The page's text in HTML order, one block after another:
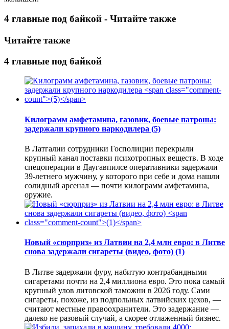
4 главные под байкой - Читайте также
Читайте также
4 главные под байкой
Килограмм амфетамина, газовик, боевые патроны:
задержали крупного наркодилера (5)
В Латгалии сотрудники Госполиции перекрыли
крупный канал поставки психотропных веществ. В ходе
спецоперации в Даугавпилсе оперативники задержали
39-летнего мужчину, у которого при себе и дома нашли
солидный арсенал — почти килограмм амфетамина,
оружие.
Новый «сюрприз» из Латвии на 2,4 млн евро: в Литве
снова задержали сигареты (видео, фото) (1)
В Литве задержали фуру, набитую контрабандными
сигаретами почти на 2,4 миллиона евро. Это пока самый
крупный улов литовской таможни в 2026 году. Сами
сигареты, похоже, из подпольных латвийских цехов, —
считают местные правоохранители. Это задержание —
далеко не разовый случай, а скорее отлаженный бизнес.